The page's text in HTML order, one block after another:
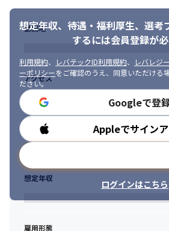
想定年収、待遇・福利厚生、 選考
するには会員登録が
利用規約、 レバテックID利用規約、
レバレジ
ーポリシーをご確認のうえ、同意いただける
ださい。
Googleで登
Appleでサイン
ログインはこちら
勤務地
アクセス
勤務時間
想定年収
雇用形態